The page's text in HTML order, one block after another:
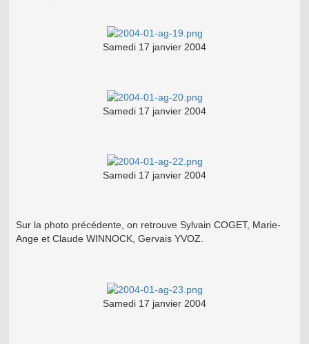
Samedi 17 janvier 2004
Samedi 17 janvier 2004
Samedi 17 janvier 2004
Sur la photo précédente, on retrouve Sylvain COGET, Marie-
Ange et Claude WINNOCK, Gervais YVOZ.
Samedi 17 janvier 2004